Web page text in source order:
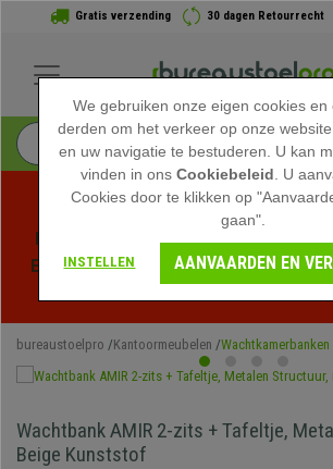
Gratis verzending 30 dagen Retourrecht
Profiteer van de Zomeruitverkoop bij
Exclusieve kortingen voor een
bureaustoelpro Kantoormeubelen Wachtkamerbanken
Wachtbank AMIR 2-zits + Tafeltje,
Beige Kunststof
We gebruiken onze eigen cookies en
derden om het verkeer op onze
en uw navigatie te bestuderen. U kan
vinden in onsCookiebeleid . U
Cookies door te klikken op
gaan".
INSTELLEN AANVAARDEN EN